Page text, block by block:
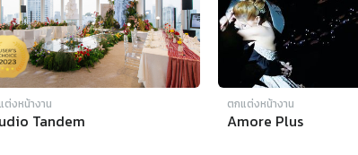
ต่งหน้างาน
Tandem
ตกแต่งหน้างาน
Amore Plus